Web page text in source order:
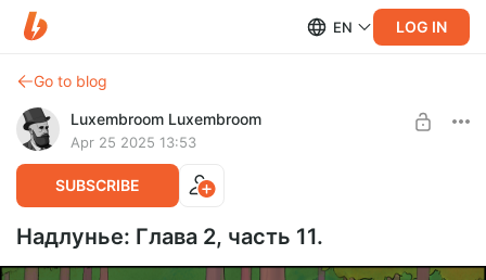
EN LOG IN
Go to blog
Luxembroom Luxembroom
Apr 25 2025 13:53
SUBSCRIBE
Надлунье: Глава 2, часть 11.